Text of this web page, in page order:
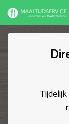
Spring
naar
inhoud